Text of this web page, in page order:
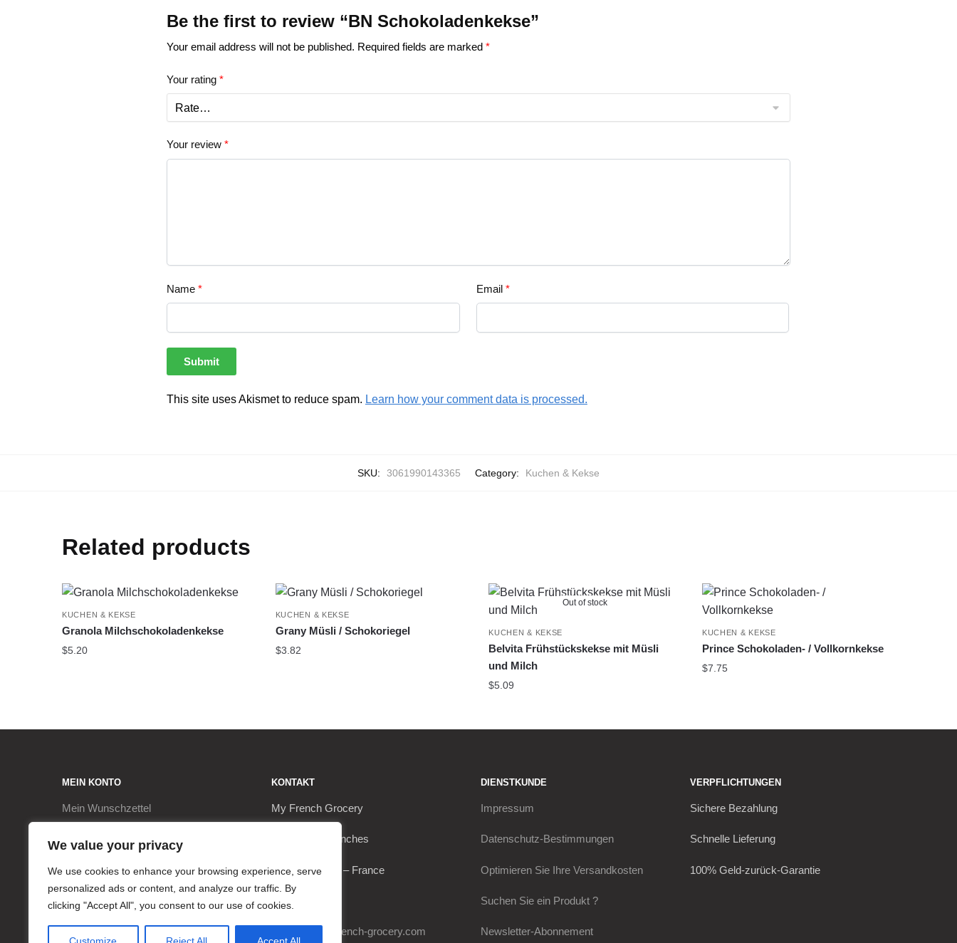
We value your privacy
We use cookies to enhance your browsing experience, serve
personalized ads or content, and analyze our traffic. By
clicking "Accept All", you consent to our use of cookies.
Be the first to review “BN Schokoladenkekse”
Your email address will not be published. Required fields are marked *
Your rating *
Your review *
Name * Email*
This site uses Akismet to reduce spam. Learn how your comment data is processed.
SKU: 3061990143365 Category: Kuchen & Kekse
Related products
KUCHEN & KEKSE
Granola Milchschokoladenkekse
$5.20
KUCHEN & KEKSE
Grany Müsli / Schokoriegel
$3.82
Out of stock
KUCHEN & KEKSE
Belvita Frühstückskekse mit Müsli
und Milch
$5.09
KUCHEN & KEKSE
Prince Schokoladen- / Vollkornkekse
$7.75
MEIN KONTO
Mein Wunschzettel
Kasse
Mein Konto
Warenkorb
KONTAKT
My French Grocery
9, Rue des Franches
17290 Le Thou – France
+33620630649
contact@my-french-grocery.com
DIENSTKUNDE
Impressum
Datenschutz-Bestimmungen
Optimieren Sie Ihre Versandkosten
Suchen Sie ein Produkt ?
Newsletter-Abonnement
VERPFLICHTUNGEN
Sichere Bezahlung
Schnelle Lieferung
100% Geld-zurück-Garantie